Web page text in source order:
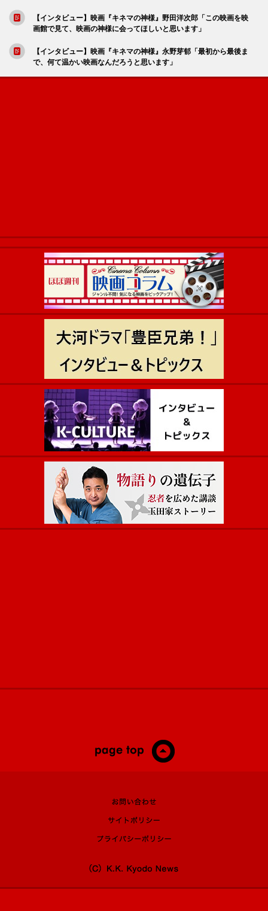
【インタビュー】映画『キネマの神様』野田洋次郎「この映画を映
画館で見て、映画の神様に会ってほしいと思います」
【インタビュー】映画『キネマの神様』永野芽郁「最初から最後ま
で、何て温かい映画なんだろうと思います」